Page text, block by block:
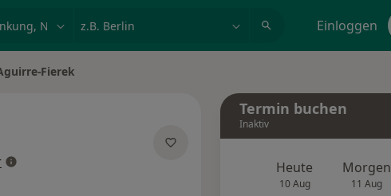
Einloggen
Fierek
über Spezialisierungen
Termin buchen
Inaktiv
Heute
10 Aug
Morgen
11 Aug